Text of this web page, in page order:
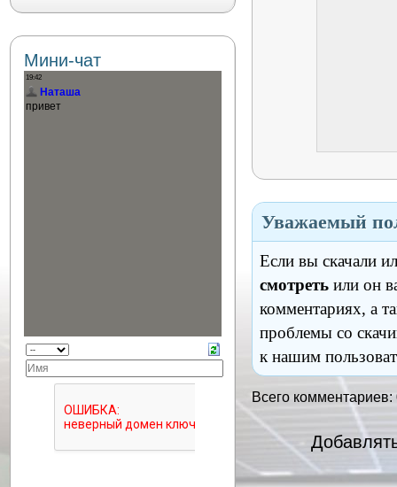
Уважаемый
Если вы скачали
смотреть или он
комментариях, а
проблемы со
к нашим
Всего комментариев:
Мини-чат